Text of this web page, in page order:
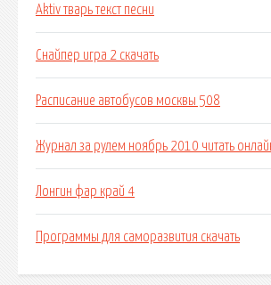
Aktiv тварь текст песни
Снайпер игра 2 скачать
Расписание автобусов москвы 508
Журнал за рулем ноябрь 2010 читать
Лонгин фар край 4
Программы для саморазвития скачать